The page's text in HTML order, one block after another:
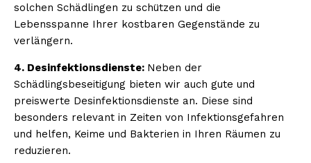
solchen Schädlingen zu schützen und die
Lebensspanne Ihrer kostbaren Gegenstände zu
verlängern.
4. Desinfektionsdienste: Neben der
Schädlingsbeseitigung bieten wir auch gute und
preiswerte Desinfektionsdienste an. Diese sind
besonders relevant in Zeiten von Infektionsgefahren
und helfen, Keime und Bakterien in Ihren Räumen zu
reduzieren.